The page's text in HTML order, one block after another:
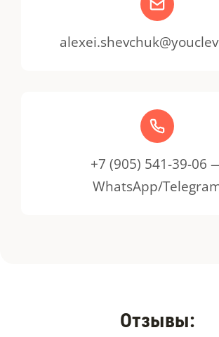
+7 (905) 541-39-06
WhatsApp/
Отзывы: